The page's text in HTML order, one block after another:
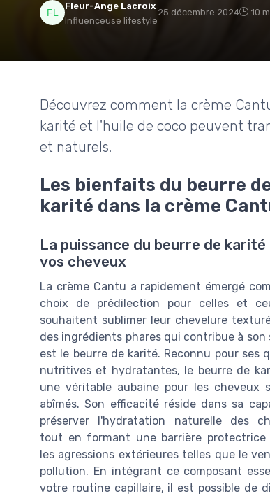
Fleur-Ange Lacroix
Influenceuse lifestyle
25 décembre 2024 10
Découvrez comment la crème
karité et l'huile de coco peuvent
et naturels.
Les bienfaits du beurre
karité dans la crème
La puissance du beurre de karité
vos cheveux
La crème Cantu a rapidement émergé
choix de prédilection pour celles et
souhaitent sublimer leur chevelure
des ingrédients phares qui contribue à son
est le beurre de karité. Reconnu pour ses
nutritives et hydratantes, le beurre de
une véritable aubaine pour les cheveux
abîmés. Son efficacité réside dans sa
préserver l'hydratation naturelle des
tout en formant une barrière protectrice
les agressions extérieures telles que le
pollution. En intégrant ce composant
votre routine capillaire, il est possible de